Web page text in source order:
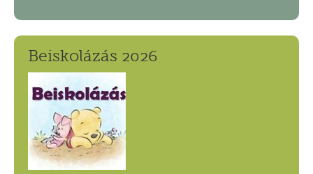
Beiskolázás 2026